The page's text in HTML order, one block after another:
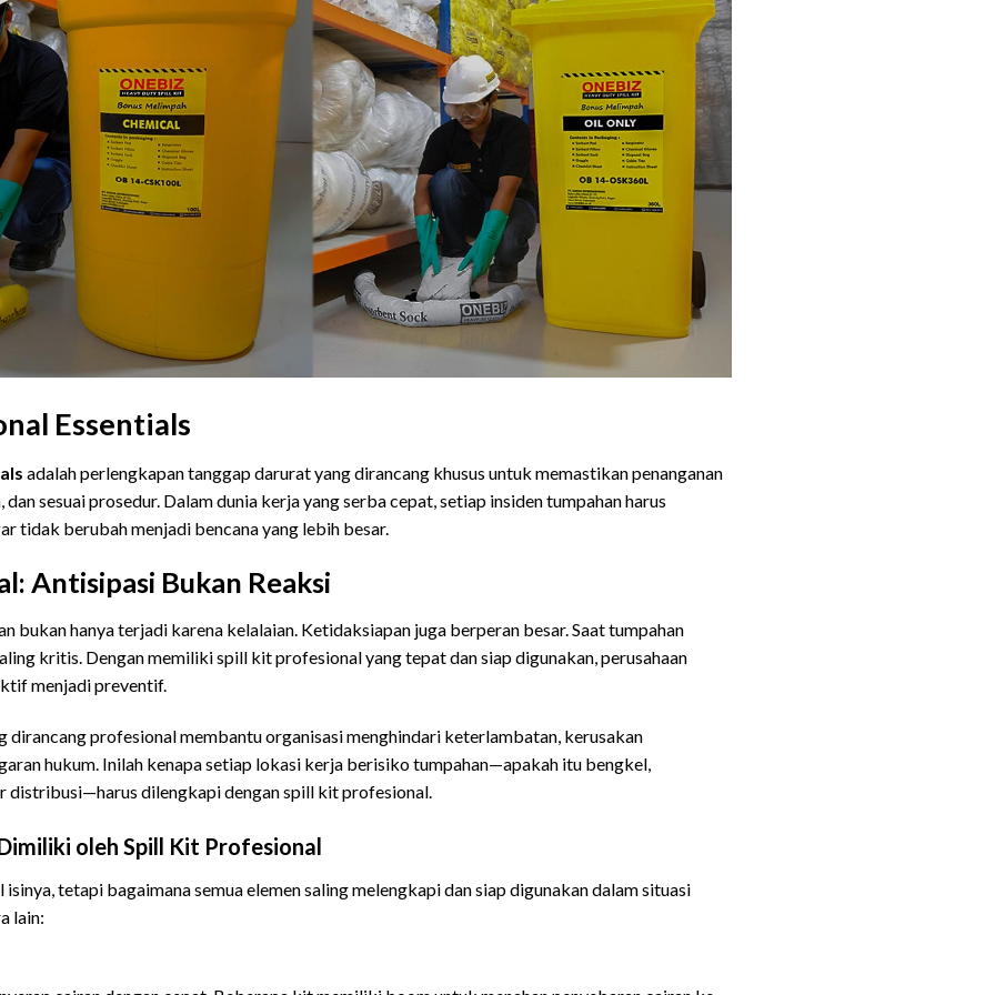
Essentials
adalah perlengkapan tanggap darurat yang dirancang khusus untuk memastikan penanganan
sesuai prosedur. Dalam dunia kerja yang serba cepat, setiap insiden tumpahan harus
tidak berubah menjadi bencana yang lebih besar.
Antisipasi Bukan Reaksi
bukan hanya terjadi karena kelalaian. Ketidaksiapan juga berperan besar. Saat tumpahan
kritis. Dengan memiliki spill kit profesional yang tepat dan siap digunakan, perusahaan
menjadi preventif.
dirancang profesional membantu organisasi menghindari keterlambatan, kerusakan
hukum. Inilah kenapa setiap lokasi kerja berisiko tumpahan—apakah itu bengkel,
distribusi—harus dilengkapi dengan spill kit profesional.
oleh Spill Kit Profesional
tetapi bagaimana semua elemen saling melengkapi dan siap digunakan dalam situasi
lain: